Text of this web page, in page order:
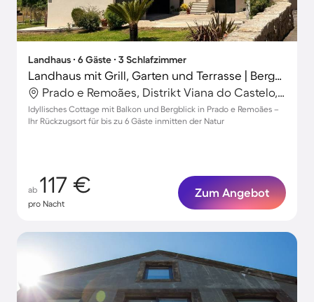
Landhaus ∙ 6 Gäste ∙ 3 Schlafzimmer
Landhaus mit Grill, Garten und Terrasse | Bergblick
Prado e Remoães, Distrikt Viana do Castelo, Portugal
Idyllisches Cottage mit Balkon und Bergblick in Prado e Remoães –
Ihr Rückzugsort für bis zu 6 Gäste inmitten der Natur
ab 117 €
pro Nacht
Zum Angebot